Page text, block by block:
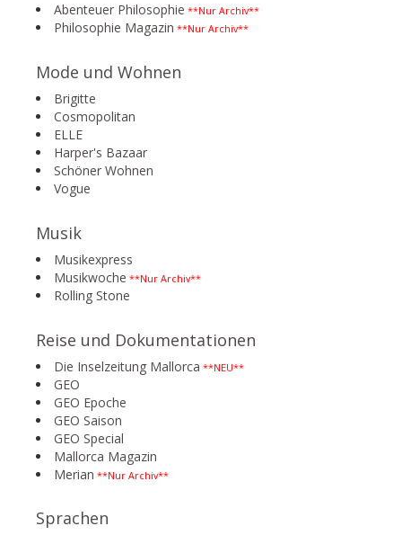
Abenteuer Philosophie **Nur Archiv**
Philosophie Magazin **Nur Archiv**
Mode und Wohnen
Brigitte
Cosmopolitan
ELLE
Harper's Bazaar
Schöner Wohnen
Vogue
Musik
Musikexpress
Musikwoche **Nur Archiv**
Rolling Stone
Reise und Dokumentationen
Die Inselzeitung Mallorca **NEU**
GEO
GEO Epoche
GEO Saison
GEO Special
Mallorca Magazin
Merian **Nur Archiv**
Sprachen